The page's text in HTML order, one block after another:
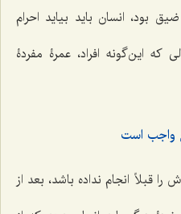
بود، انسان باید بیاید احرام
که این‌گونه افراد، عمرۀ مفردۀ
واجب است
قبلاً انجام نداده باشد، بعد از